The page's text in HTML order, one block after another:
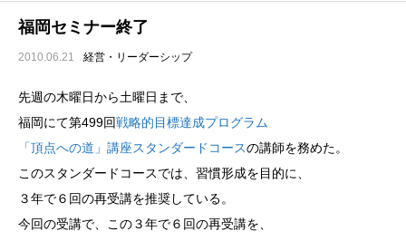
福岡セミナー終了
2010.06.21 経営・リーダーシップ
先週の木曜日から土曜日まで、
福岡にて第499回戦略的目標達成プログラム
「頂点への道」講座スタンダードコースの講師を務めた。
このスタンダードコースでは、習慣形成を目的に、
３年で６回の再受講を推奨している。
今回の受講で、この３年で６回の再受講を、